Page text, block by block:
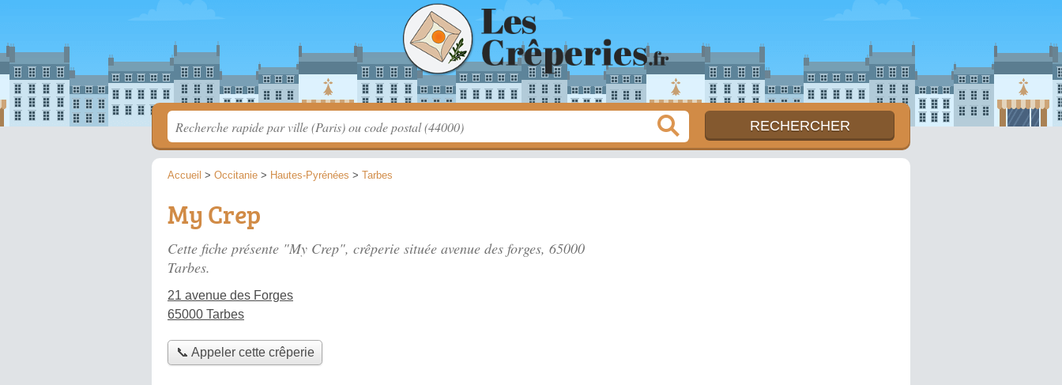
Accueil > Occitanie > Hautes-Pyrénées > Tarbes
My Crep
Cette fiche présente "My Crep", crêperie située avenue des forges, 65000
Tarbes.
21 avenue des Forges
65000 Tarbes
📞 Appeler cette crêperie